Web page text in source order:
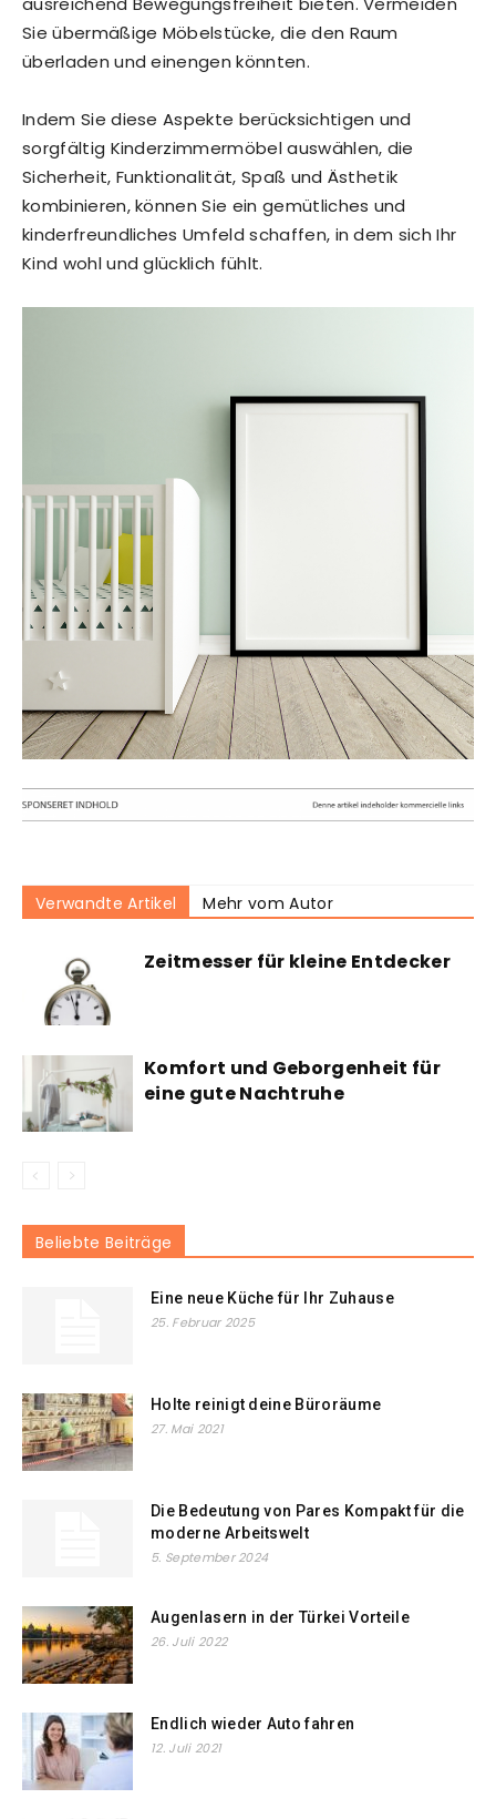
Sie übermäßige Möbelstücke, die den Raum
überladen und einengen könnten.
Indem Sie diese Aspekte berücksichtigen und
sorgfältig Kinderzimmermöbel auswählen, die
Sicherheit, Funktionalität, Spaß und Ästhetik
kombinieren, können Sie ein gemütliches und
kinderfreundliches Umfeld schaffen, in dem sich Ihr
Kind wohl und glücklich fühlt.
Verwandte Artikel Mehr vom Autor
Zeitmesser für kleine Entdecker
Komfort und Geborgenheit für
eine gute Nachtruhe
Beliebte Beiträge
Eine neue Küche für Ihr Zuhause
25. Februar 2025
Holte reinigt deine Büroräume
27. Mai 2021
Die Bedeutung von Pares Kompakt für die
moderne Arbeitswelt
5. September 2024
Augenlasern in der Türkei Vorteile
26. Juli 2022
Endlich wieder Auto fahren
12. Juli 2021